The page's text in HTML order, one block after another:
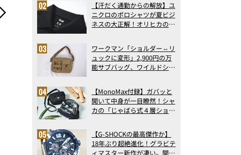
Insta360 Insta360 X5（通常版） ￥84,800
ト3】（2026年6月版）
【汗だく通勤からの解放】ユ
ニクロのポロシャツが夏ビジ
ネスの大正解！オリヒカの透
アの実力
ワークマン「ショルダー⇔リ
ュックに変形」2,900円の万
能サブバッグ、ワイルドシン
記事ランキングベスト3】
（2026年6月版）
【MonoMax付録】ガバッと
開いて中身が一目瞭然！シャ
カの「じゃばら式４層ショル
った！
【G-SHOCKの最高傑作か】
18年ぶり超絶進化！グラビテ
ィマスター新作が凄い。開発